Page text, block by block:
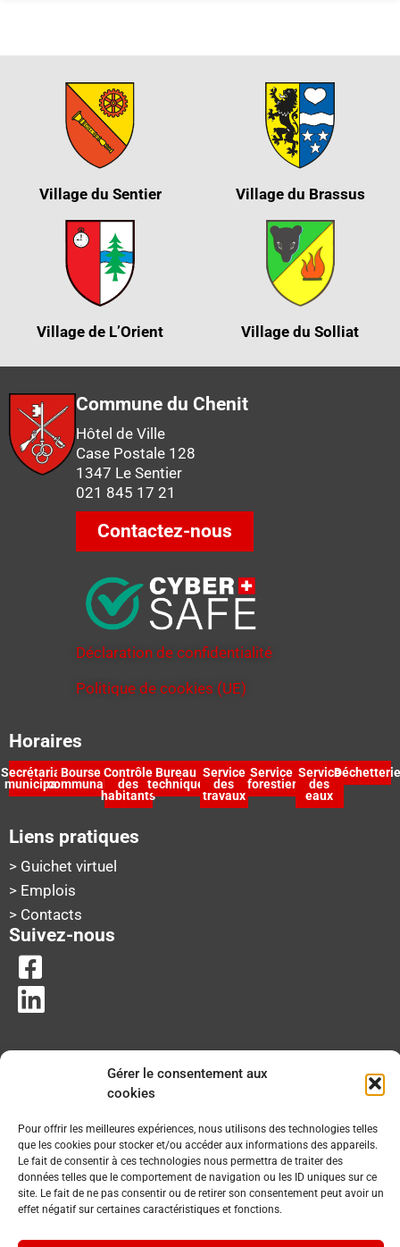
Gérer le consentement aux
cookies
Pour offrir les meilleures expériences, nous utilisons des technologies telles
que les cookies pour stocker et/ou accéder aux informations des appareils.
Le fait de consentir à ces technologies nous permettra de traiter des
données telles que le comportement de navigation ou les ID uniques sur ce
site. Le fait de ne pas consentir ou de retirer son consentement peut avoir un
effet négatif sur certaines caractéristiques et fonctions.
Village du Sentier Village du Brassus
Village de L’Orient Village du Solliat
Commune du Chenit
Hôtel de Ville
Case Postale 128
1347 Le Sentier
021 845 17 21
Contactez-nous
Déclaration de confidentialité
Politique de cookies (UE)
Horaires
Secrétariat
municipal
Bourse
communale
Contrôle
des
habitants
Bureau
technique
Service
des
travaux
Service
forestier
Service
des
eaux
Déchetterie
Liens pratiques
> Guichet virtuel
> Emplois
> Contacts
Suivez-nous